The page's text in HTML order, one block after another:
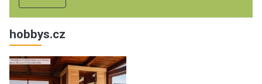
hobbys.cz